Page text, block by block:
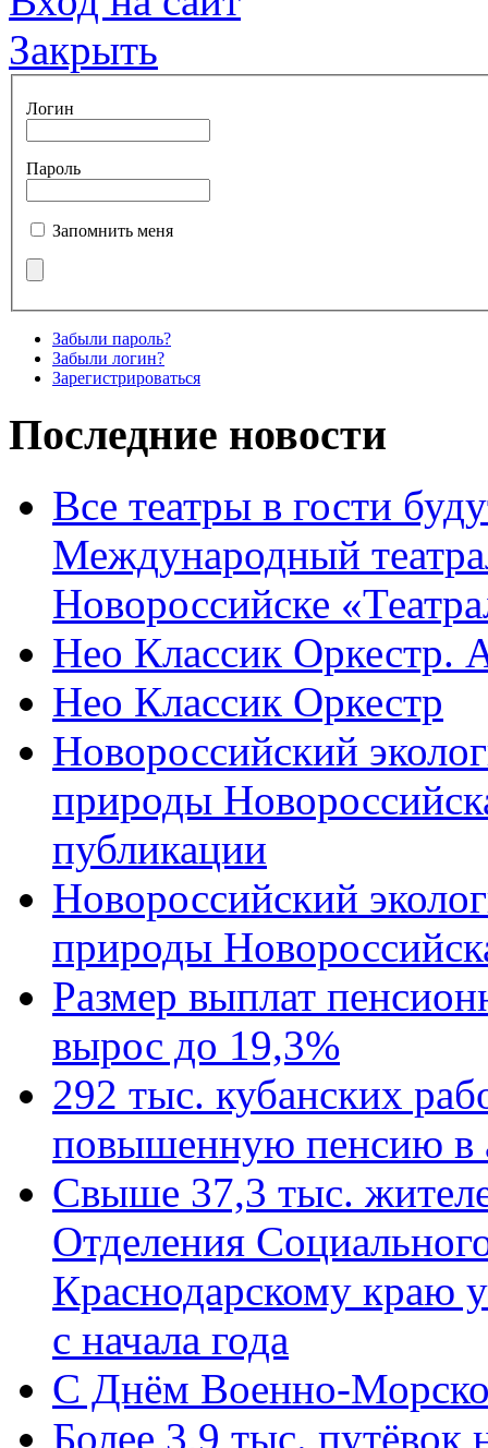
Закрыть
Логин
Пароль
Запомнить меня
Забыли пароль?
Забыли логин?
Зарегистрироваться
Последние новости
Все театры в гости
Международный
Новороссийске
Нео Классик Оркестр.
Нео Классик Оркестр
Новороссийский
природы
публикации
Новороссийский
природы
Размер выплат
вырос до 19,3%
292 тыс. кубанских
повышенную пенсию в
Свыше 37,3 тыс.
Отделения
Краснодарскому краю
с начала года
C Днём Военно-
Более 3,9 тыс. путёвок